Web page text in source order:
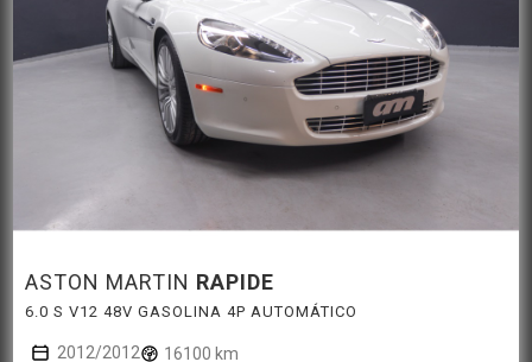
ASTON MARTIN RAPIDE
6.0 S V12 48V GASOLINA 4P AUTOMÁTICO
2012/2012 16100 km